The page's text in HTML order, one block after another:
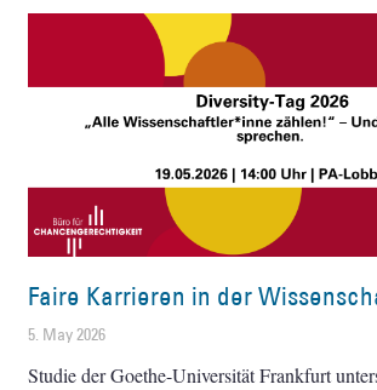
Faire Karrieren in der
5. May 2026
Studie der Goethe-Universität Frankfurt